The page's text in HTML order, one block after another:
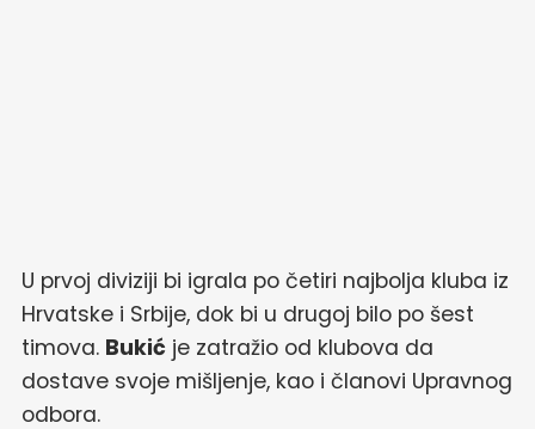
U prvoj diviziji bi igrala po četiri najbolja kluba iz
Hrvatske i Srbije, dok bi u drugoj bilo po šest
timova. Bukić je zatražio od klubova da
dostave svoje mišljenje, kao i članovi Upravnog
odbora.